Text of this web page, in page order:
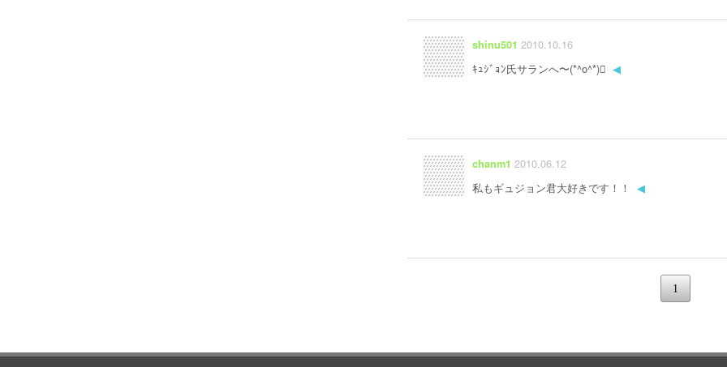
shinu501 2010.10.16
ｷｭｼﾞｮﾝ氏サランへ〜(*^o^*) ◀
chanm1 2010.06.12
私もギュジョン君大好きです！！
◀
1